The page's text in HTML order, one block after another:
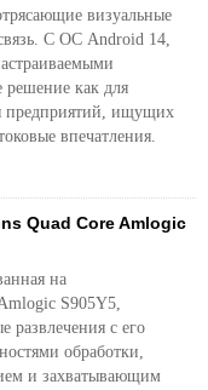
визуальные
С ОС Android 14,
решение как для
предприятий, ищущих
впечатления.
Quad Core Amlogic
на
S905Y5,
развлечения с его
обработки,
и захватывающим